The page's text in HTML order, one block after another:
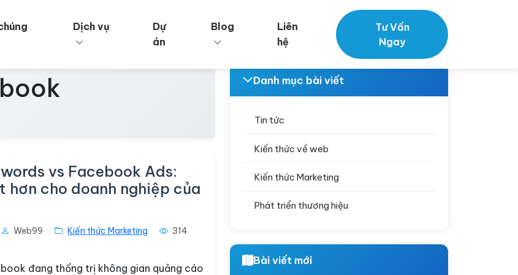
Dịch vụ
Dự
án
Blog
Liên
hệ
Tư Vấn
Ngay
vs Facebook Ads:
hơn cho doanh nghiệp của
Web99 Kiến thức Marketing
314
đang thống trị không gian quảng cáo
Danh mục bài viết
Tin tức
Kiến thức về web
Kiến thức Marketing
Phát triển thương hiệu
Bài viết mới